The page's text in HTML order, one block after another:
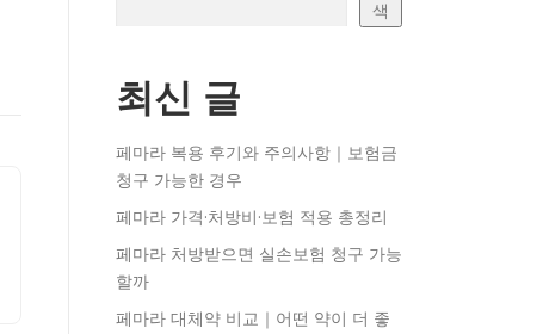
색
최신 글
페마라 복용 후기와 주의사항｜보험금
청구 가능한 경우
페마라 가격·처방비·보험 적용 총정리
페마라 처방받으면 실손보험 청구 가능
할까
페마라 대체약 비교｜어떤 약이 더 좋